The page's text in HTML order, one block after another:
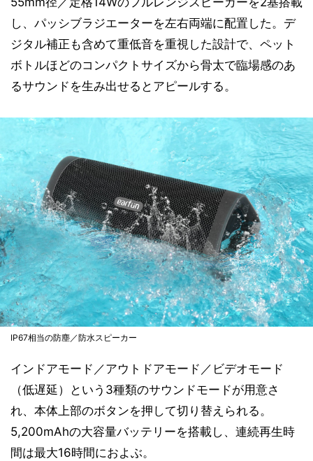
し、パッシブラジエーターを左右両端に配置した。デ
ジタル補正も含めて重低音を重視した設計で、ペット
ボトルほどのコンパクトサイズから骨太で臨場感のあ
るサウンドを生み出せるとアピールする。
IP67相当の防塵／防水スピーカー
インドアモード／アウトドアモード／ビデオモード
（低遅延）という3種類のサウンドモードが用意さ
れ、本体上部のボタンを押して切り替えられる。
5,200mAhの大容量バッテリーを搭載し、連続再生時
間は最大16時間におよぶ。